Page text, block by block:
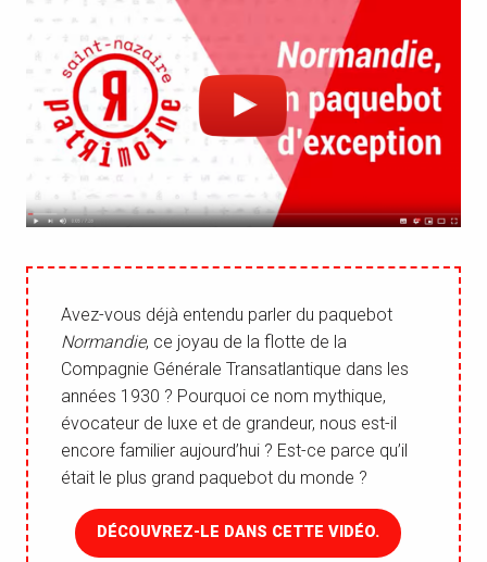
Avez-vous déjà entendu parler du paquebot
Normandie, ce joyau de la flotte de la
Compagnie Générale Transatlantique dans les
années 1930 ? Pourquoi ce nom mythique,
évocateur de luxe et de grandeur, nous est-il
encore familier aujourd’hui ? Est-ce parce qu’il
était le plus grand paquebot du monde ?
DÉCOUVREZ-LE DANS CETTE VIDÉO.